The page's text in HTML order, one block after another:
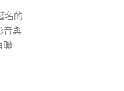
名的
音與
聯